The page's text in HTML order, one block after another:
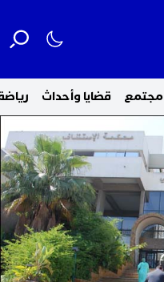
مجتمع قضايا وأحداث